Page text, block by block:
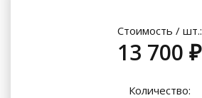
Стоимость / шт.:
13 700 ₽
Количество: